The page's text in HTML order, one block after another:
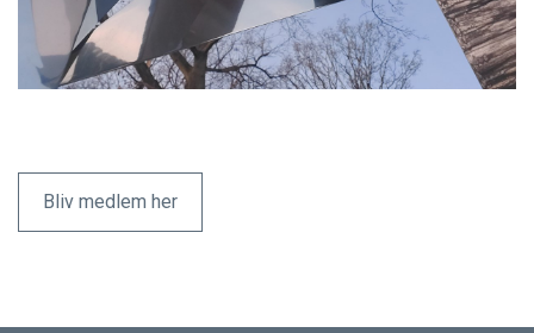
Generalforsamlinger
Publikationer
Bliv medlem her